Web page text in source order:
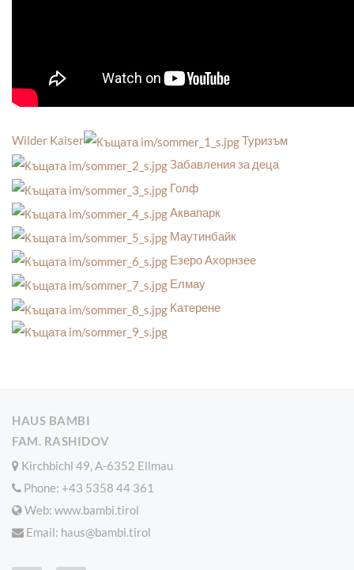
Wilder Kaiser
Туризъм
Забавления за деца
Голф
Аквапарк
Маутинбайк
Езеро Ахорнзее
Елмау
Катерене
HAUS BAMBI
FAM. RASHIDOV
Kirchbichl 49, A-6352 Ellmau
Phone: +43 5358 44 361
Web: www.bambi.tirol
Email: haus@bambi.tirol